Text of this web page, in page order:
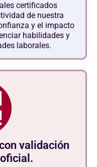
certificados
de nuestra
y el impacto
habilidades y
laborales.
validación